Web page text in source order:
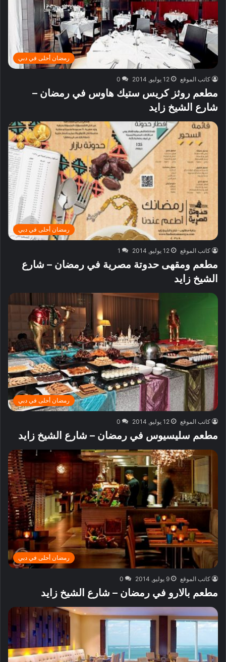
رمضان أحلى في دبي
كاتب الموقع 12 يوليو, 2014 0
مطعم روثز كريس ستيك هاوس في رمضان –
شارع الشيخ زايد
رمضان أحلى في دبي
كاتب الموقع 12 يوليو, 2014 1
مطعم ومقهى حدوتة مصرية في رمضان – شارع
الشيخ زايد
رمضان أحلى في دبي
كاتب الموقع 12 يوليو, 2014 0
مطعم سليسيوس في رمضان – شارع الشيخ زايد
رمضان أحلى في دبي
كاتب الموقع 9 يوليو, 2014 0
مطعم بالارو في رمضان – شارع الشيخ زايد